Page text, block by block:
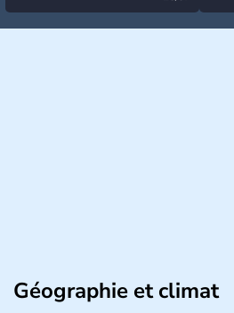
Géographie et climat